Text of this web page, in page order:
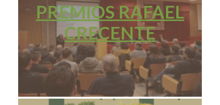
PREMIOS RAFAEL
CRECENTE